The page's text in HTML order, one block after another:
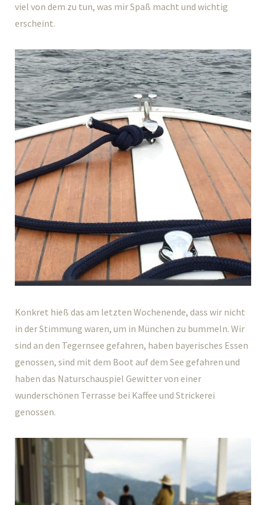
viel von dem zu tun, was mir Spaß macht und wichtig
erscheint.
Konkret hieß das am letzten Wochenende, dass wir nicht
in der Stimmung waren, um in München zu bummeln. Wir
sind an den Tegernsee gefahren, haben bayerisches Essen
genossen, sind mit dem Boot auf dem See gefahren und
haben das Naturschauspiel Gewitter von einer
wunderschönen Terrasse bei Kaffee und Strickerei
genossen.